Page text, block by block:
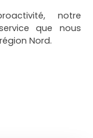
notre
que nous
Nord.